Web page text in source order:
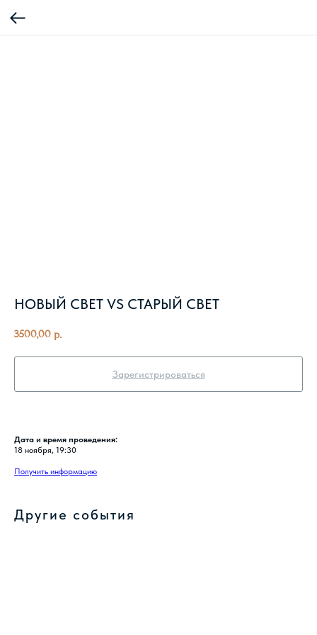
НОВЫЙ СВЕТ VS СТАРЫЙ СВЕТ
3500,00 р.
Зарегистрироваться
Дата и время проведения:
18 ноября, 19:30
Получить информацию
Другие события